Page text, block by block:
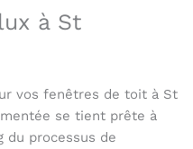
à St
vos fenêtres de toit à St
se tient prête à
du processus de